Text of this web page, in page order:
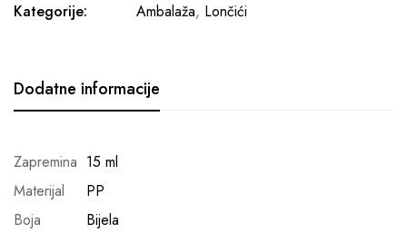
Kategorije:
Ambalaža, Lončići
Dodatne informacije
Zapremina 15 ml
Materijal
PP
Boja
Bijela